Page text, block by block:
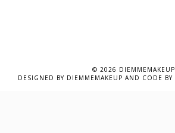
© 2026 DIEMMEMAKEUP
DESIGNED BY DIEMMEMAKEUP AND CODE BY